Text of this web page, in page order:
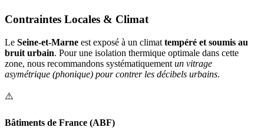
Contraintes Locales & Climat
Le Seine-et-Marne est exposé à un climat tempéré et soumis au
bruit urbain. Pour une isolation thermique optimale dans cette
zone, nous recommandons systématiquement un vitrage
asymétrique (phonique) pour contrer les décibels urbains.
⚠️
Bâtiments de France (ABF)